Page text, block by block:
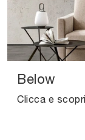
Below